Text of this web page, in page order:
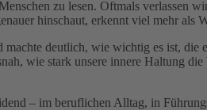
zu lesen. Oftmals verlassen
hinschaut, erkennt viel mehr als
machte deutlich, wie wichtig es ist,
wie stark unsere innere Haltung
– im beruflichen Alltag, in